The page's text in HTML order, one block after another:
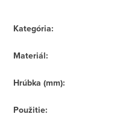
Kategória:
Materiál:
Hrúbka (mm):
Použitie: